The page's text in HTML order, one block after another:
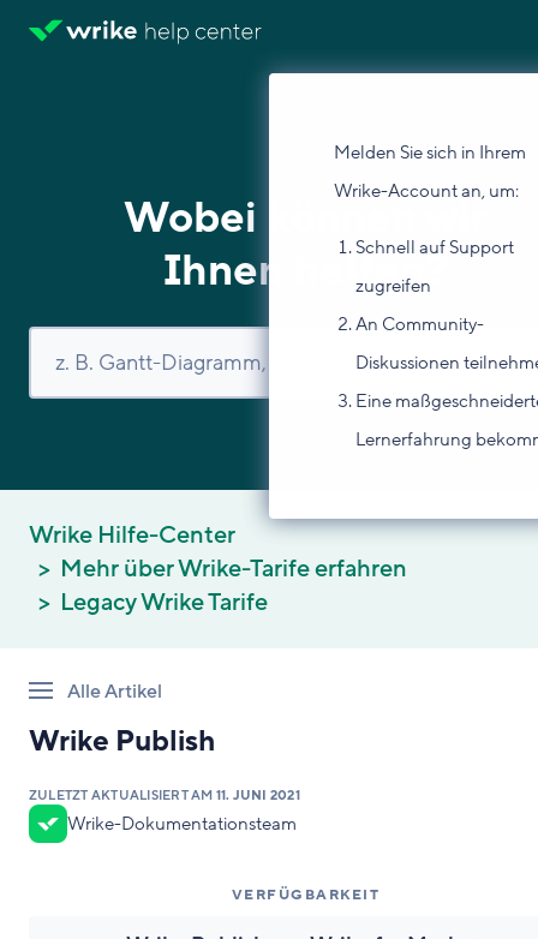
Melden Sie sich in Ihrem
Wrike-Account an, um:
Schnell auf Support
zugreifen
An Community-
Diskussionen
Eine
Lernerfahrung
Wobei können wir
Ihnen helfen?
Wrike Hilfe-Center
Mehr über Wrike-Tarife erfahren
Legacy Wrike Tarife
Alle Artikel
Wrike Publish
ZULETZT AKTUALISIERT AM 11. JUNI 2021
Wrike-Dokumentationsteam
VERFÜGBARKEIT